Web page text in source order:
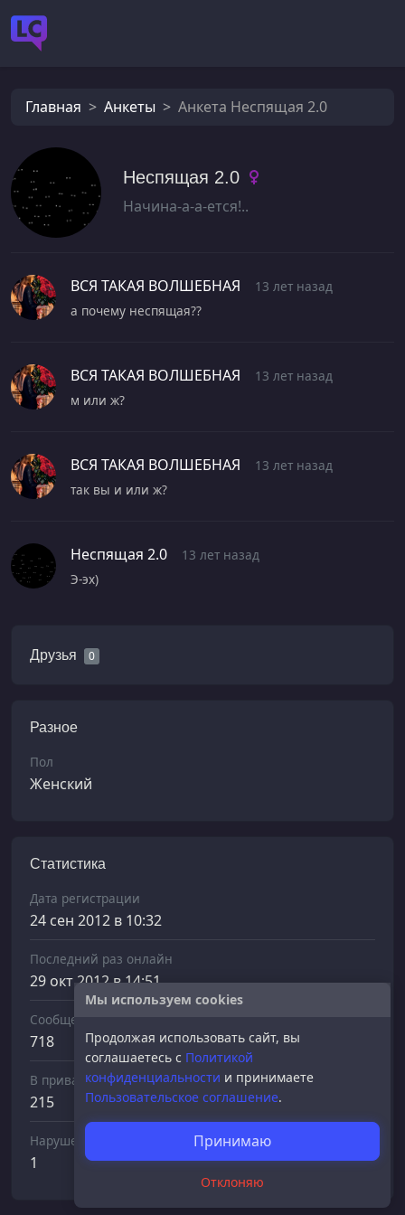
Главная Анкеты Анкета Неспящая 2.0
Неспящая 2.0
Начина-а-а-ется!..
ВСЯ ТАКАЯ ВОЛШЕБНАЯ
13 лет назад
ВСЯ ТАКАЯ ВОЛШЕБНАЯ
13 лет назад
м или ж?
ВСЯ ТАКАЯ ВОЛШЕБНАЯ
13 лет назад
так вы и или ж?
Неспящая 2.0
13 лет назад
Э-эх)
Друзья 0
Разное
Пол
Женский
Статистика
Дата регистрации
24 сен 2012 в 10:32
Последний раз онлайн
29 окт 2012 в 14:51
Сообщений отправлено
718
В приват
215
Нарушений
1
Мы используем cookies
Продолжая использовать сайт, вы
соглашаетесь с Политикой
конфиденциальности и принимаете
Пользовательское соглашение.
Принимаю
Отклоняю